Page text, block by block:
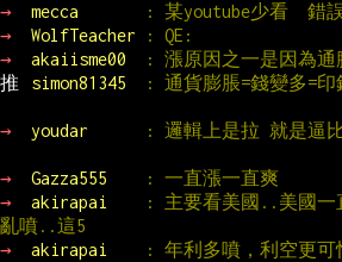
→
mecca
: 某youtube少看  錯誤
→
WolfTeacher
: QE:
→
akaiisme00
: 漲原因之一是因為通
推
simon81345 : 通貨膨脹=錢變多=印
→ youdar : 邏輯上是拉 就是逼
→ Gazza555
: 一直漲一直爽
→
akirapai
: 主要看美國..美國一
亂噴..這5
→
akirapai
: 年利多噴，利空更可